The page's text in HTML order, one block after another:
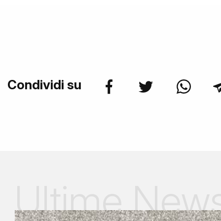
Condividi su
Ultime